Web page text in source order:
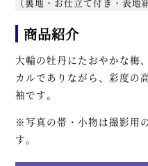
商品紹介
大輪の牡丹にたおやかな梅
カルでありながら、彩度の
袖です。
※写真の帯・小物は撮影用
す。